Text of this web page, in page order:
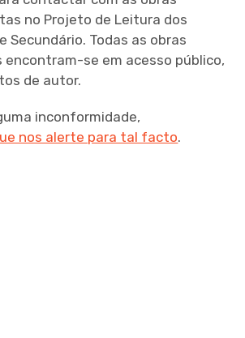
no Projeto de Leitura dos
Secundário. Todas as obras
encontram-se em acesso público,
de autor.
inconformidade,
nos alerte para tal facto.